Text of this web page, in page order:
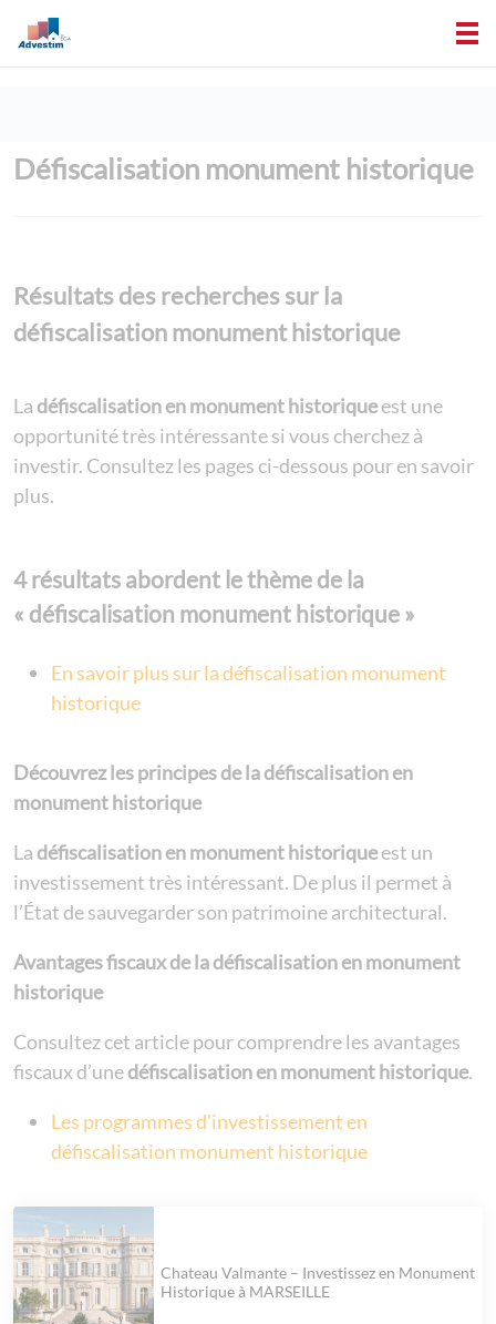
Défiscalisation monument historique
Résultats des recherches sur la
défiscalisation monument historique
Ladéfiscalisation en monument historiqueest une
opportunité très intéressante si vous cherchez à
investir. Consultez les pages ci-dessous pour en savoir
plus.
4 résultats abordent le thème de la
« défiscalisation monument historique »
En savoir plus sur la défiscalisation monument
historique
Découvrez les principes de la défiscalisation en
monument historique
Ladéfiscalisation en monument historiqueest un
investissement très intéressant. De plus il permet à
l’État de sauvegarder son patrimoine architectural.
Avantages fiscaux de la défiscalisation en monument
historique
Consultez cet article pour comprendre les avantages
fiscaux d’unedéfiscalisation en monument historique.
Les programmes d’investissement en
défiscalisation monument historique
Chateau Valmante – Investissez en Monument
Historique à MARSEILLE